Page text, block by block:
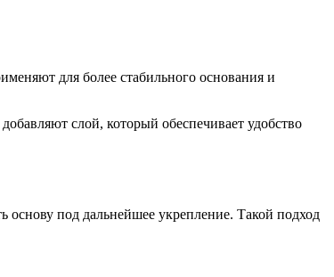
для более стабильного основания и
слой, который обеспечивает удобство
основу под дальнейшее укрепление. Такой подход